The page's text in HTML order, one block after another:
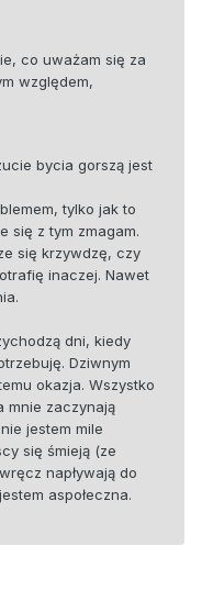
co uważam się za
względem,
bycia gorszą jest
tylko jak to
się z tym zmagam.
się krzywdzę, czy
inaczej. Nawet
dni, kiedy
Dziwnym
okazja. Wszystko
mnie zaczynają
jestem mile
się śmieją (ze
napływają do
aspołeczna.